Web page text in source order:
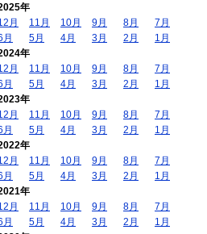
年
月
11月 10月 9月 8月
7月
月
5月 4月 3月 2月
1月
年
月
11月 10月 9月 8月
7月
月
5月 4月 3月 2月
1月
年
月
11月 10月 9月 8月
7月
月
5月 4月 3月 2月
1月
年
月
11月 10月 9月 8月
7月
月
5月 4月 3月 2月
1月
年
月
11月 10月 9月 8月
7月
月
5月 4月 3月 2月
1月